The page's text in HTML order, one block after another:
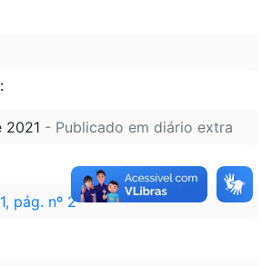
2021 - Publicado em diário extra
pág. nº 2